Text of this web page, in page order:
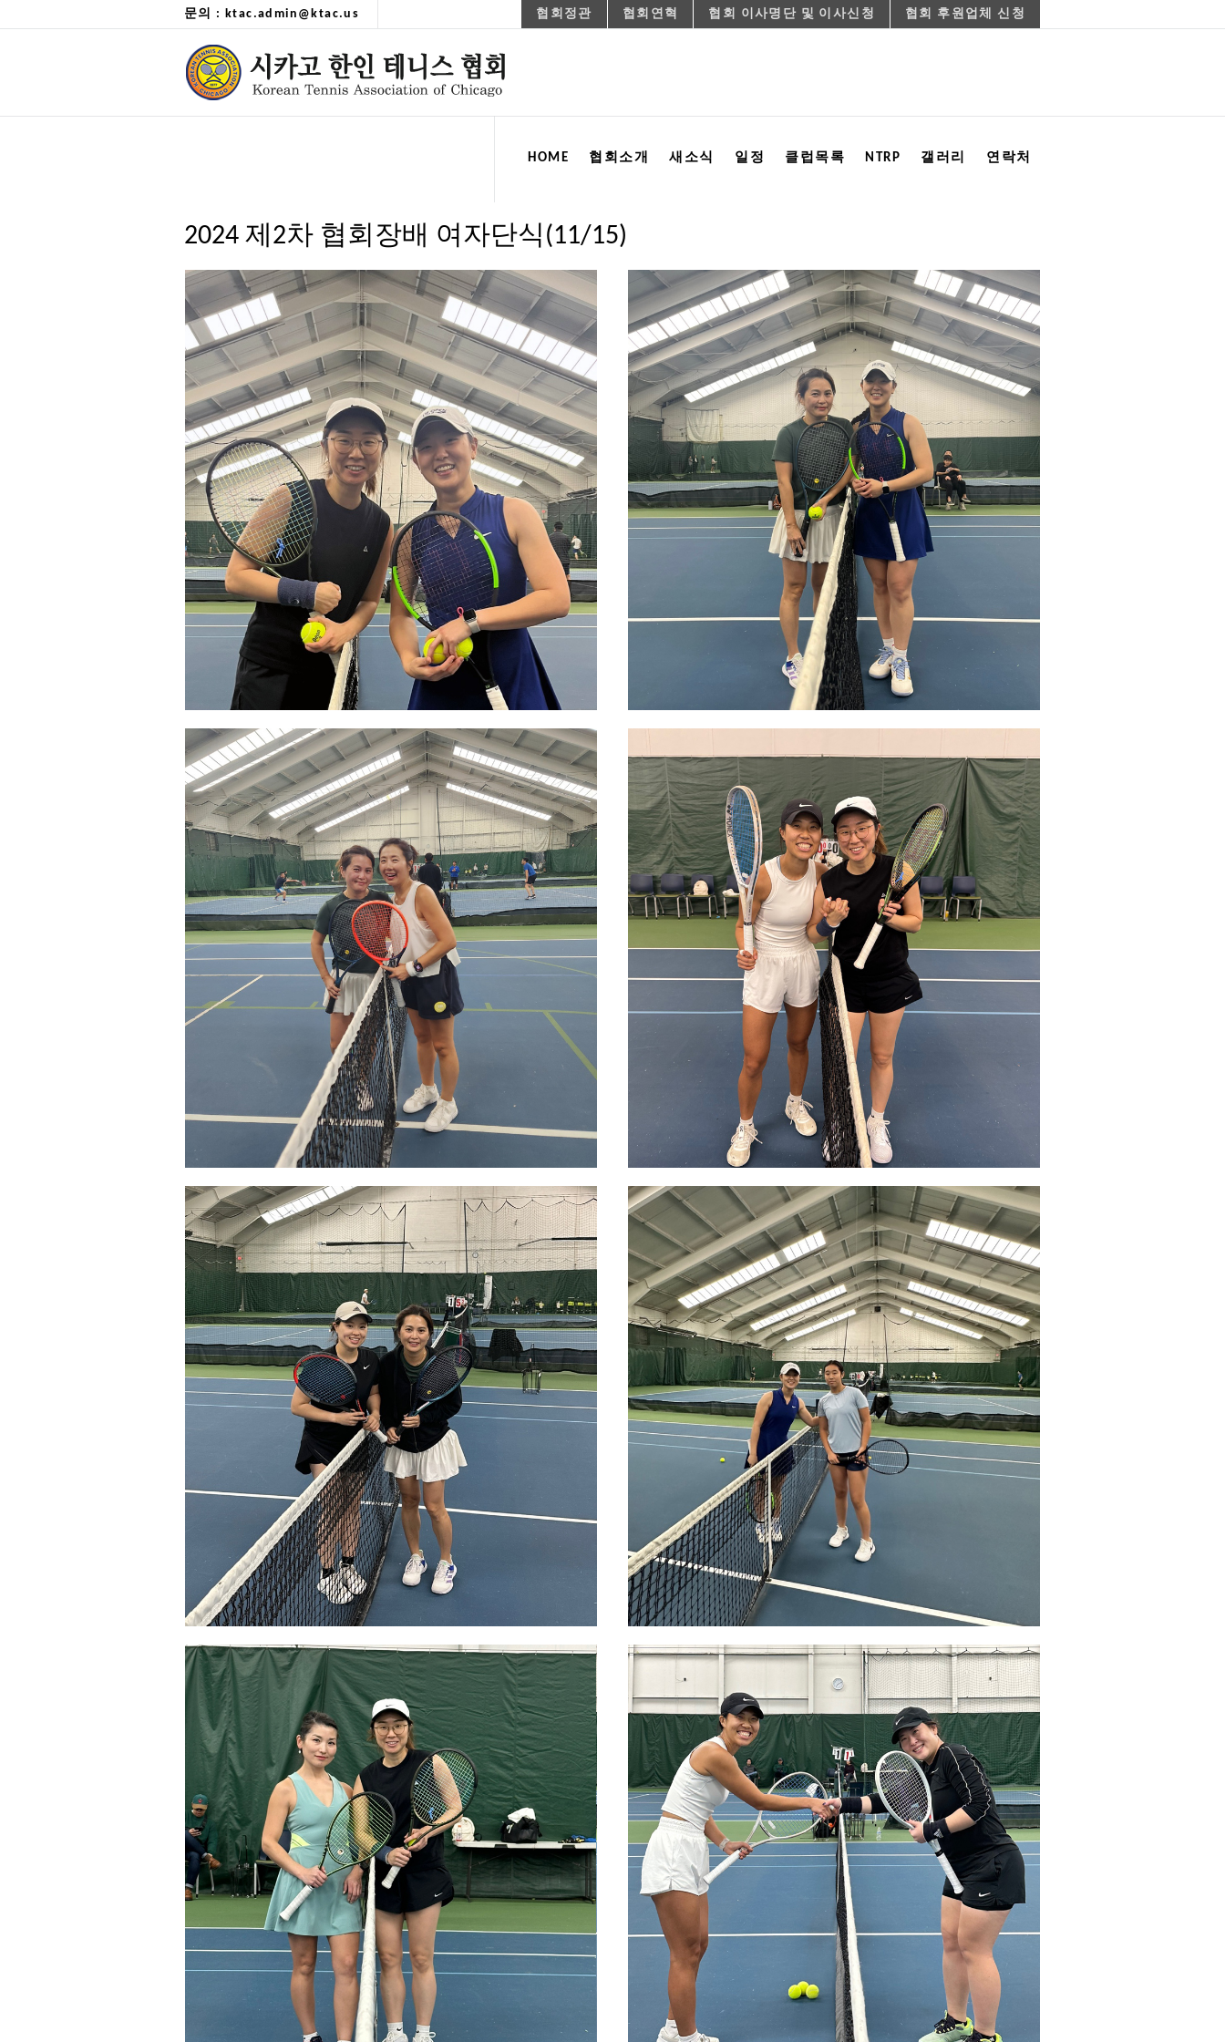
협회정관 협회연혁 협회 이사명단 및 이사신청 협회 후원업체 신청
문의 : ktac.admin@ktac.us
HOME 협회소개 새소식 일정 클럽목록 NTRP 갤러리 연락처
2024 제2차 협회장배 여자단식(11/15)